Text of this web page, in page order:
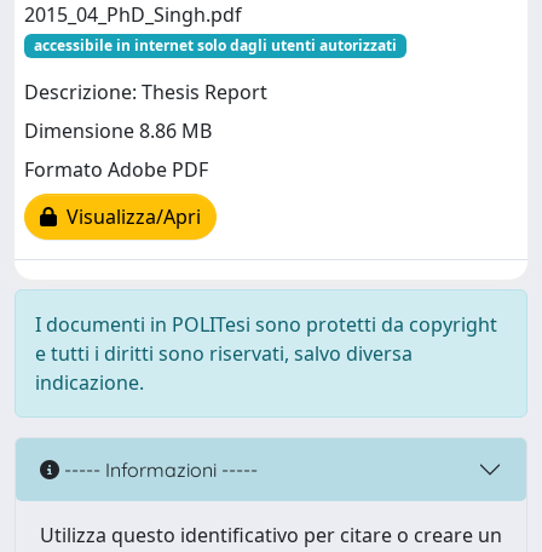
2015_04_PhD_Singh.pdf
accessibile in internet solo dagli utenti autorizzati
Descrizione: Thesis Report
Dimensione 8.86 MB
Formato Adobe PDF
Visualizza/Apri
I documenti in POLITesi sono protetti da copyright
e tutti i diritti sono riservati, salvo diversa
indicazione.
----- Informazioni -----
Utilizza questo identificativo per citare o creare un